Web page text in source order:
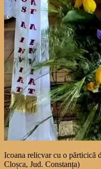
Icoana relicvar cu o părticică
Cloșca, Jud. Constanța)